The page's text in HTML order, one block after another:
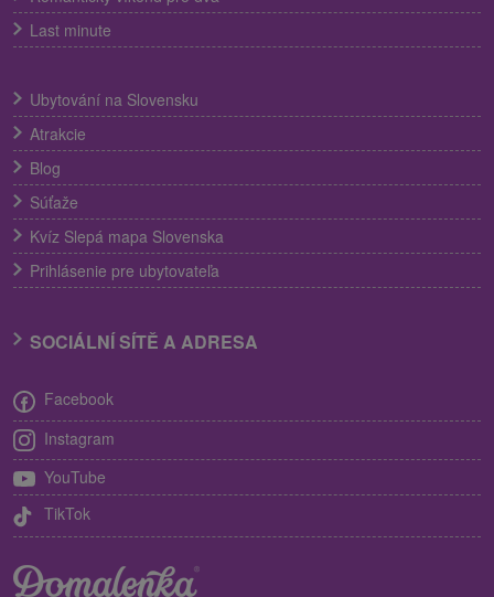
Last minute
Ubytování na Slovensku
Atrakcie
Blog
Súťaže
Kvíz Slepá mapa Slovenska
Prihlásenie pre ubytovateľa
SOCIÁLNÍ SÍTĚ A ADRESA
Facebook
Instagram
YouTube
TikTok